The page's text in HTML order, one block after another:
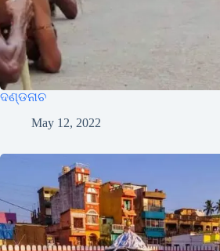
ଦଣ୍ଡନାଚ
May 12, 2022